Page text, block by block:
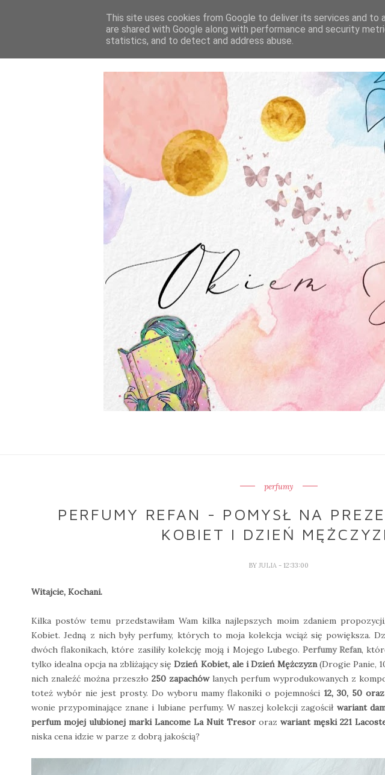
STRONA GŁÓWNA
perfumy
PERFUMY REFAN - POMYSŁ NA
KOBIET I DZIEŃ
BYJULIA - 12:33:00
Witajcie, Kochani.
Kilka postów temu przedstawiłam Wam kilka najlepszych moim zdaniem
Kobiet. Jedną z nich były perfumy, których to moja kolekcja wciąż się powiększa.
dwóch flakonikach, które zasiliły kolekcję moją i Mojego Lubego. Perfumy Refan,
tylko idealna opcja na zbliżający sięDzień Kobiet, ale i Dzień Mężczyzn(Drogie Panie,
nich znaleźć można przeszło250 zapachówlanych perfum wyprodukowanych z
toteż wybór nie jest prosty. Do wyboru mamy flakoniki o pojemności12, 30, 50
wonie przypominające znane i lubiane perfumy. W naszej kolekcji zagościł wariant
perfum mojej ulubionej marki Lancome La Nuit Tresor orazwariant męski 221
niska cena idzie w parze z dobrą jakością?
This site uses cookies from Google to deliver its services and to
are shared with Google along with performance and security
statistics, and to detect and address abuse.